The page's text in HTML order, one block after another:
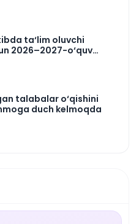
ta‘lim oluvchi
2026–2027-o‘quv
talabalar o‘qishini
duch kelmoqda